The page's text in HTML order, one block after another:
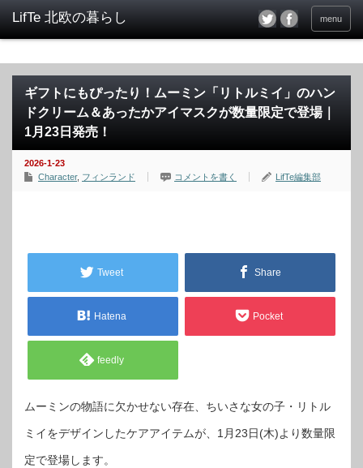
menu
ギフトにもぴったり！ムーミン「リトルミイ」のハン
ドクリーム＆あったかアイマスクが数量限定で登場｜
1月23日発売！
2026-1-23
Character, フィンランド コメントを書く LifTe編集部
Tweet Share
Hatena Pocket
feedly
ムーミンの物語に欠かせない存在、ちいさな女の子・リトル
ミイをデザインしたケアアイテムが、1月23日(木)より数量限
定で登場します。